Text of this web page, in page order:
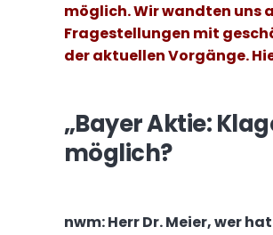
möglich. Wir wandten uns
Fragestellungen mit
der aktuellen Vorgänge.
„Bayer Aktie:
möglich?
nwm:Herr Dr. Meier, wer